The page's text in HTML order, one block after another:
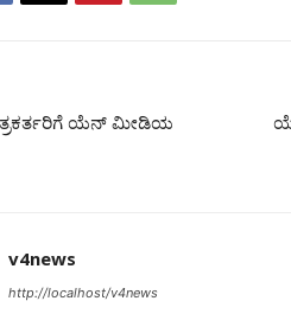
ಯೆನ್ ಮೀಡಿಯ
v4news
http://localhost/v4news